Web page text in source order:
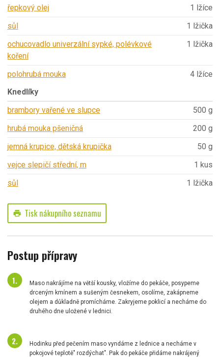
řepkový olej
1 lžíce
sůl
1 lžička
ochucovadlo univerzální sypké, polévkové
koření
1 lžička
polohrubá mouka
4 lžíce
Knedlíky
brambory vařené ve slupce
500 g
hrubá mouka pšeničná
200 g
jemná krupice, dětská krupička
50 g
vejce slepičí střední, m
1 kus
sůl
1 lžička
print Tisk nákupního seznamu
Postup přípravy
Maso nakrájíme na větší kousky, vložíme do pekáče, posypeme
drceným kmínem a sušeným česnekem, osolíme, zakápneme
olejem a důkladně promícháme. Zakryjeme poklicí a necháme do
druhého dne uložené v lednici.
Hodinku před pečením maso vyndáme z lednice a necháme v
pokojové teplotě" rozdýchat". Pak do pekáče přidáme nakrájený